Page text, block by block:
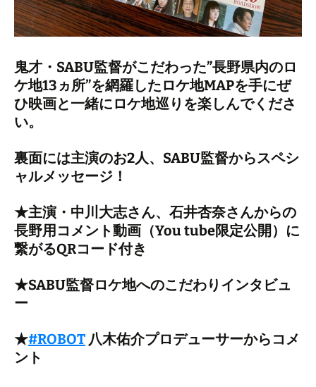
鬼才・SABU監督がこだわった”長野県内のロ
ケ地13ヵ所”を網羅したロケ地MAPを手にぜ
ひ映画と一緒にロケ地巡りを楽しんでくださ
い。
裏面には主演のお2人、SABU監督からスペシ
ャルメッセージ！
★主演・中川大志さん、石井杏奈さんからの
長野用コメント動画（You tube限定公開）に
繋がるQRコード付き
★SABU監督ロケ地へのこだわりインタビュ
ー
★#ROBOT 八木佑介プロデューサーからコメ
ント